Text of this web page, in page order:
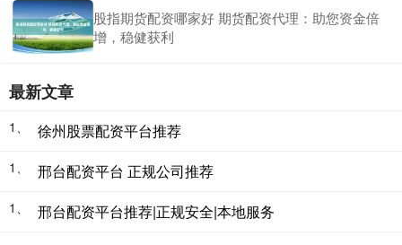
股指期货配资哪家好 期货配资代理：助您资金倍
增，稳健获利
最新文章
1、 徐州股票配资平台推荐
1、 邢台配资平台 正规公司推荐
1、
邢台配资平台推荐|正规安全|本地服务